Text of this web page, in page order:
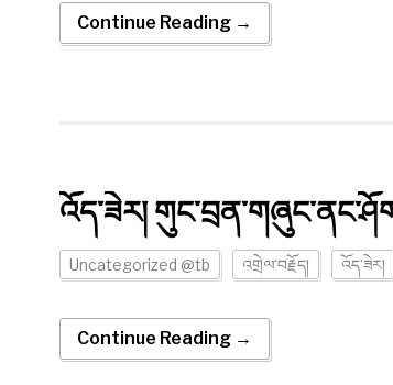
Continue Reading →
འོད་ཟེར།
Uncategorized @tb འགྲེལ་བརྗོད། འོད་ཟེར།
Continue Reading →